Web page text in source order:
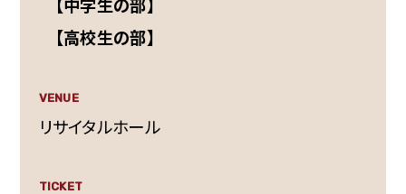
【高校生の部】
VENUE
リサイタルホール
TICKET